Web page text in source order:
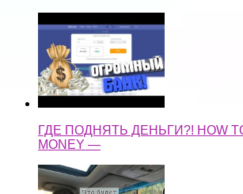
ГДЕ ПОДНЯТЬ ДЕНЬГИ?! HOW
MONEY —